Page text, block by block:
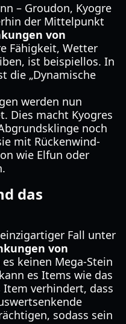
– Groudon, Kyogre
der Mittelpunkt
von
Fähigkeit, Wetter
ist beispiellos. In
die „Dynamische
werden nun
Dies macht Kyogres
noch
mit Rückenwind-
wie Elfun oder
das
Fall unter
von
es keinen Mega-Stein
es Items wie das
Item verhindert, dass
sodass sein